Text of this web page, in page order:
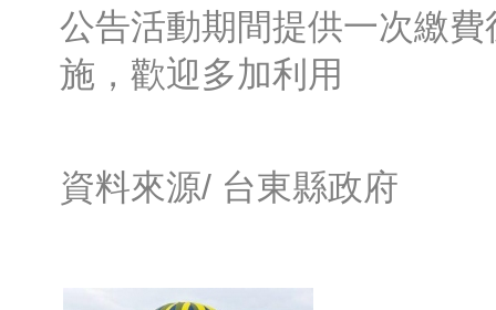
公告活動期間提供一次繳
施，歡迎多加利用
資料來源/ 台東縣政府